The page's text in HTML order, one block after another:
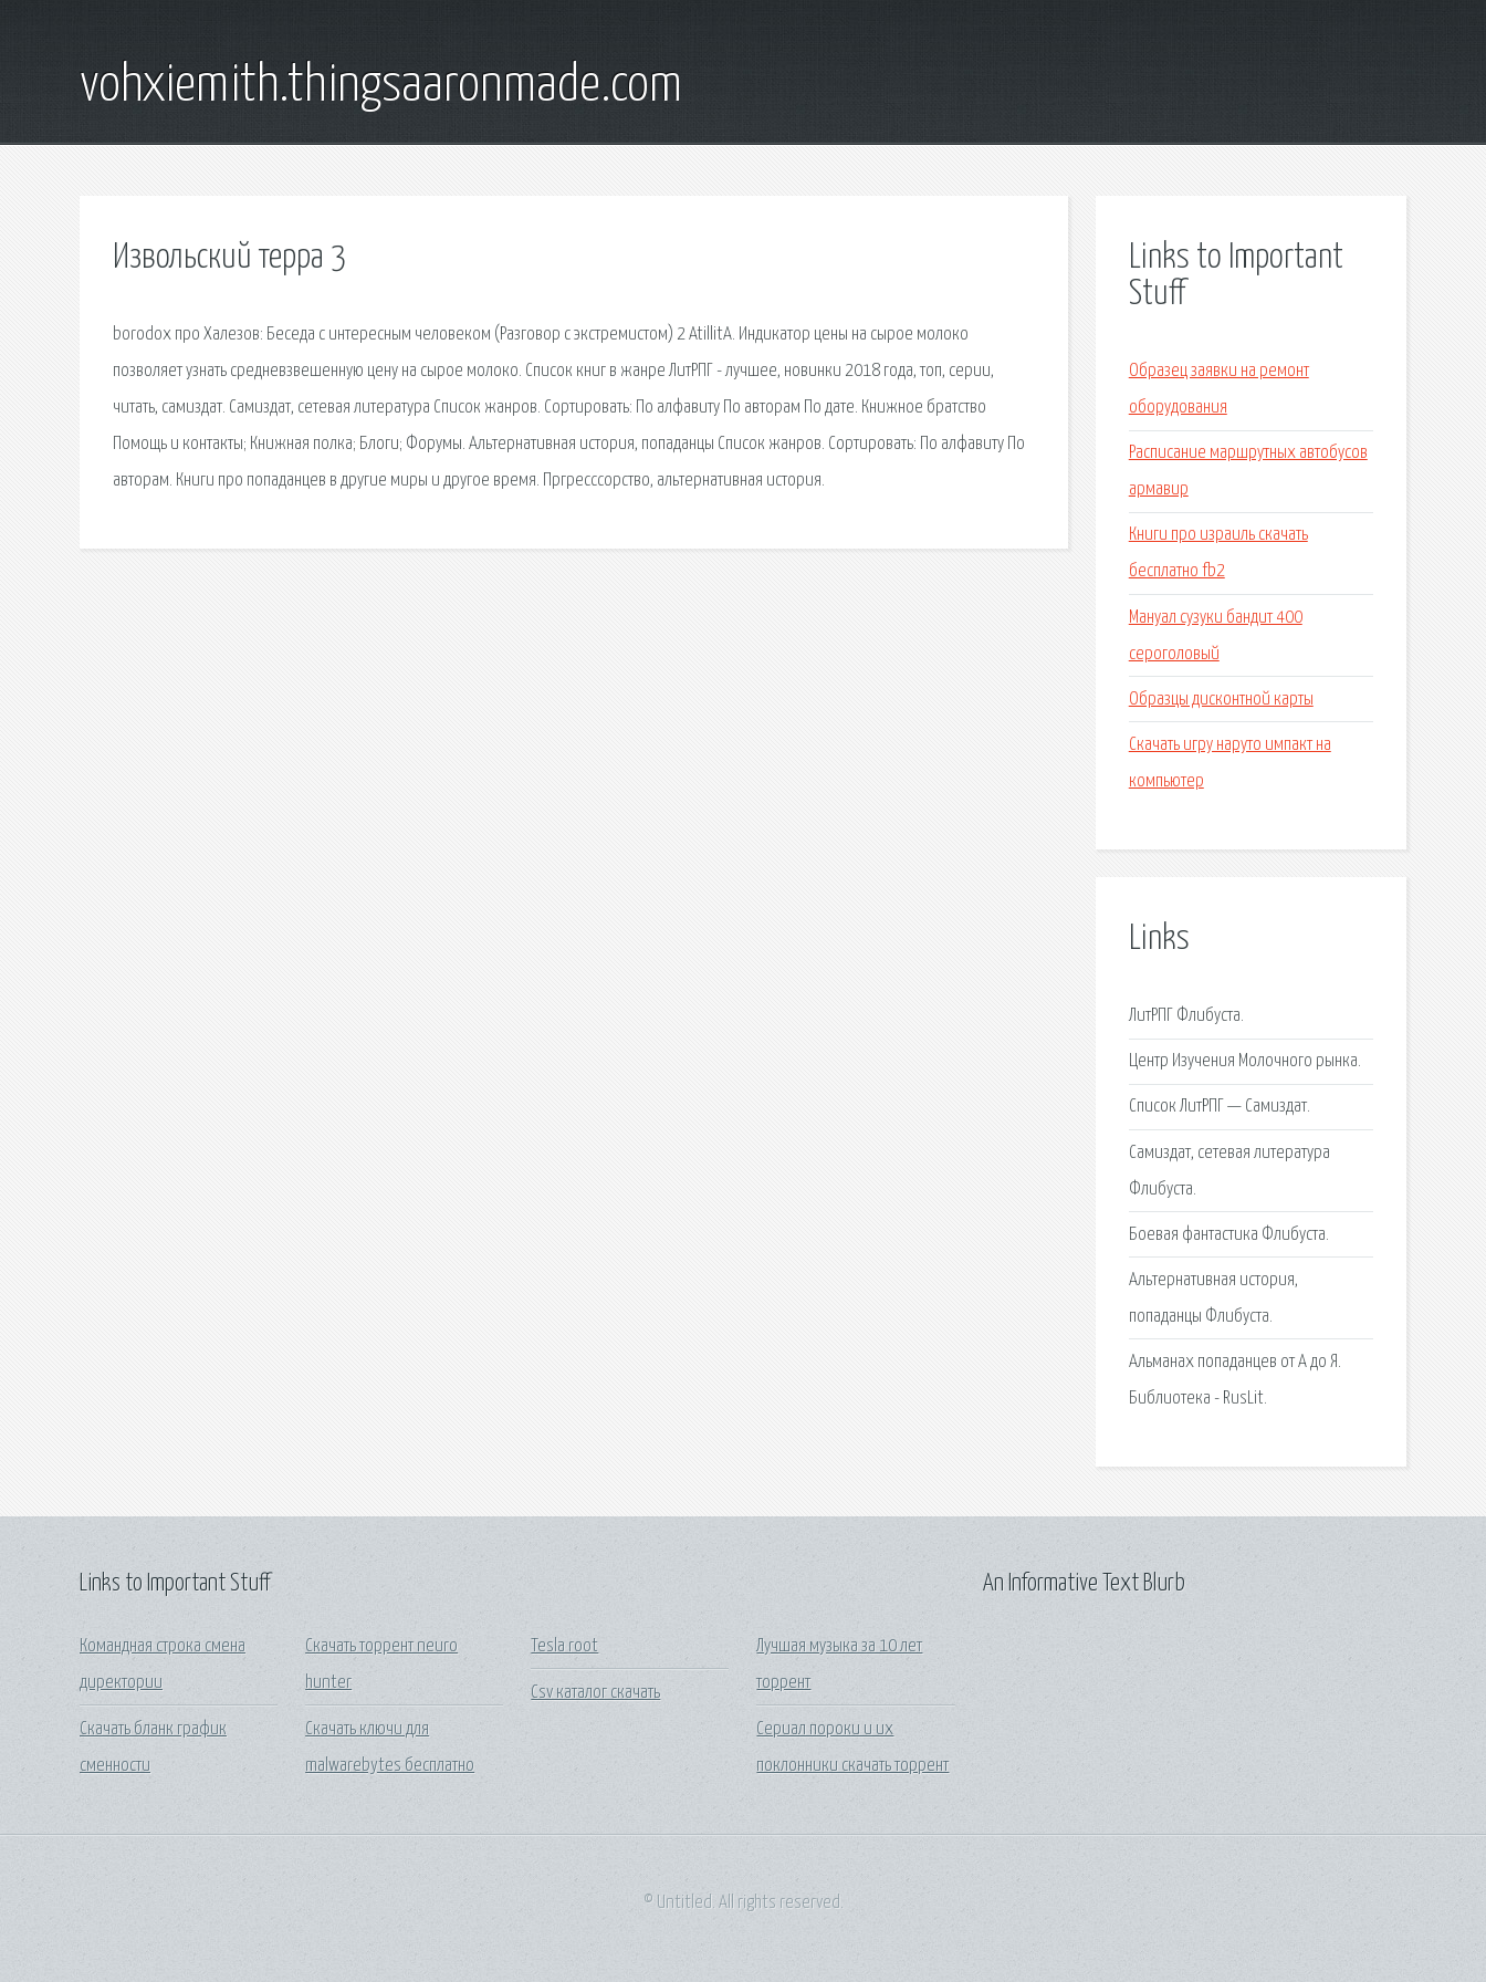
vohxiemith.thingsaaronmade.com
Извольский терра 3
borodox про Халезов: Беседа с интересным человеком (Разговор с экстремистом) 2 AtillitA. Индикатор цены на сырое молоко
позволяет узнать средневзвешенную цену на сырое молоко. Список книг в жанре ЛитРПГ - лучшее, новинки 2018 года, топ, серии,
читать, самиздат. Самиздат, сетевая литература Список жанров. Сортировать: По алфавиту По авторам По дате. Книжное братство
Помощь и контакты; Книжная полка; Блоги; Форумы. Альтернативная история, попаданцы Список жанров. Сортировать: По алфавиту По
авторам. Книги про попаданцев в другие миры и другое время. Пргресссорство, альтернативная история.
Links to Important
Stuff
Образец заявки на ремонт
оборудования
Расписание маршрутных автобусов
армавир
Книги про израиль скачать
бесплатно fb2
Мануал сузуки бандит 400
сероголовый
Образцы дисконтной карты
Скачать игру наруто импакт на
компьютер
Links
ЛитРПГ Флибуста.
Центр Изучения Молочного рынка.
Список ЛитРПГ — Самиздат.
Самиздат, сетевая литература
Флибуста.
Боевая фантастика Флибуста.
Альтернативная история,
попаданцы Флибуста.
Альманах попаданцев от А до Я.
Библиотека - RusLit.
Links to Important Stuff
Командная строка смена
директории
Скачать бланк график
сменности
Скачать торрент neuro
hunter
Скачать ключи для
malwarebytes бесплатно
Tesla root
Csv каталог скачать
Лучшая музыка за 10 лет
торрент
Сериал пороки и их
поклонники скачать торрент
An Informative Text Blurb
© Untitled. All rights reserved.